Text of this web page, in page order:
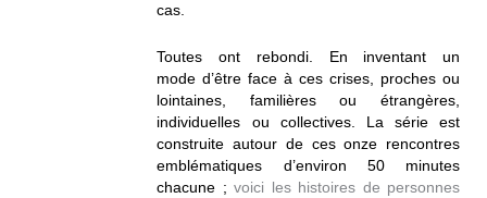
cas.
Toutes ont rebondi. En inventant un
mode d’être face à ces crises, proches ou
lointaines, familières ou étrangères,
individuelles ou collectives. La série est
construite autour de ces onze rencontres
emblématiques d’environ 50 minutes
chacune ;voici les histoires de personnes